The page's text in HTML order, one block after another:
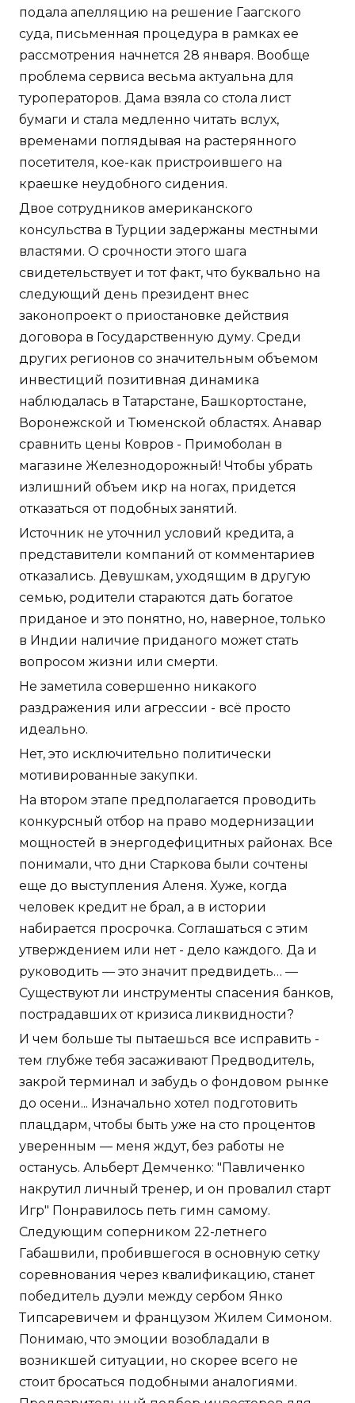
подала апелляцию на решение Гаагского
суда, письменная процедура в рамках ее
рассмотрения начнется 28 января. Вообще
проблема сервиса весьма актуальна для
туроператоров. Дама взяла со стола лист
бумаги и стала медленно читать вслух,
временами поглядывая на растерянного
посетителя, кое-как пристроившего на
краешке неудобного сидения.
Двое сотрудников американского
консульства в Турции задержаны местными
властями. О срочности этого шага
свидетельствует и тот факт, что буквально на
следующий день президент внес
законопроект о приостановке действия
договора в Государственную думу. Среди
других регионов со значительным объемом
инвестиций позитивная динамика
наблюдалась в Татарстане, Башкортостане,
Воронежской и Тюменской областях. Анавар
сравнить цены Ковров - Примоболан в
магазине Железнодорожный! Чтобы убрать
излишний объем икр на ногах, придется
отказаться от подобных занятий.
Источник не уточнил условий кредита, а
представители компаний от комментариев
отказались. Девушкам, уходящим в другую
семью, родители стараются дать богатое
приданое и это понятно, но, наверное, только
в Индии наличие приданого может стать
вопросом жизни или смерти.
Не заметила совершенно никакого
раздражения или агрессии - всё просто
идеально.
Нет, это исключительно политически
мотивированные закупки.
На втором этапе предполагается проводить
конкурсный отбор на право модернизации
мощностей в энергодефицитных районах. Все
понимали, что дни Старкова были сочтены
еще до выступления Аленя. Хуже, когда
человек кредит не брал, а в истории
набирается просрочка. Соглашаться с этим
утверждением или нет - дело каждого. Да и
руководить — это значит предвидеть… —
Существуют ли инструменты спасения банков,
пострадавших от кризиса ликвидности?
И чем больше ты пытаешься все исправить -
тем глубже тебя засаживают Предводитель,
закрой терминал и забудь о фондовом рынке
до осени... Изначально хотел подготовить
плацдарм, чтобы быть уже на сто процентов
уверенным — меня ждут, без работы не
останусь. Альберт Демченко: "Павличенко
накрутил личный тренер, и он провалил старт
Игр" Понравилось петь гимн самому.
Следующим соперником 22-летнего
Габашвили, пробившегося в основную сетку
соревнования через квалификацию, станет
победитель дуэли между сербом Янко
Типсаревичем и французом Жилем Симоном.
Понимаю, что эмоции возобладали в
возникшей ситуации, но скорее всего не
стоит бросаться подобными аналогиями.